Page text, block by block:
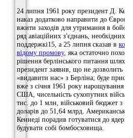
24 липня 1961 року президент Д.
наказ додатково направити до Європи
вжити заходів для утримання в
ряд авіаційних з'єднань, необхідних
поддержкі15, а 25 липня сказав в
відому промову, яка остаточно
рішення берлінського питання
президент заявив, що не дозволить
«видавити нас» з Берліна; буде
вже з січня 1961 року нарощування
США, чисельність сухопутних військ
тис. до 1 млн, військовий бюджет з
доларів до 51,64 млрд.
Кеннеді порадив готуватися до
будувати собі бомбосховища.